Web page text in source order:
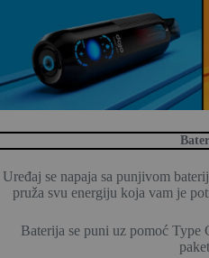
Uređaj se napaja sa punjivom
pruža svu energiju koja vam je
Baterija se puni uz pomoć Type